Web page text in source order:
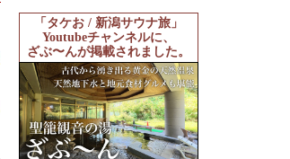
「タケお / 新潟サウナ旅」
Youtubeチャンネルに、
ざぶ〜んが掲載されました。